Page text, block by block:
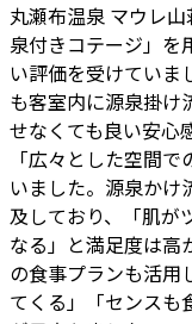
丸瀬布温泉 マウレ
泉付きコテージ」を
い評価を受けていま
も客室内に源泉掛け
せなくても良い安心
「広々とした空間
いました。源泉かけ
及しており、「肌が
なる」と満足度は高
の食事プランも活用
てくる」「センスも